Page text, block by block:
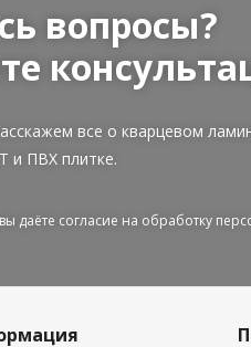
вопросы?
все о кварцевом
и ПВХ плитке.
даёте согласие на обработку